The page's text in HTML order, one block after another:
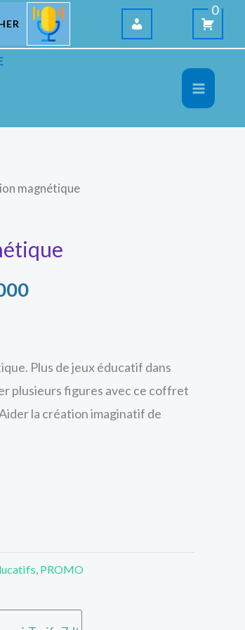
0
magnétique
Le
actuel
est :
89.000.
Plus de jeux éducatif dans
plusieurs figures avec ce coffret
la création imaginatif de
PROMO